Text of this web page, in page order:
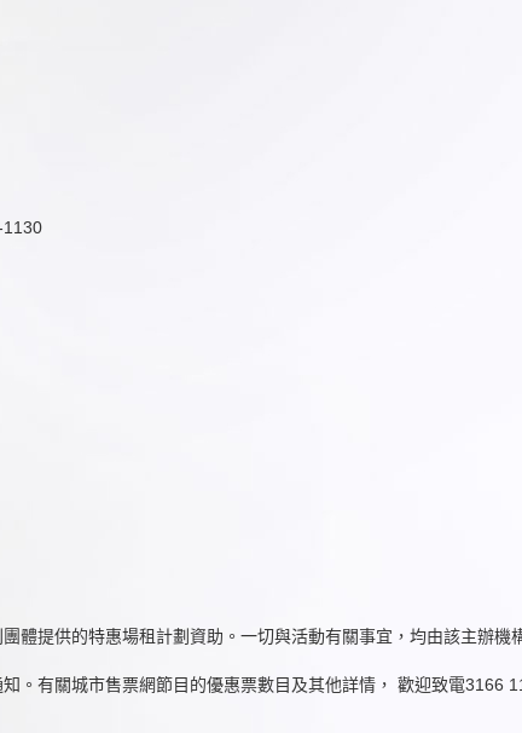
1130
體提供的特惠場租計劃資助。一切與活動有關事宜，均由該主辦機
。有關城市售票網節目的優惠票數目及其他詳情， 歡迎致電3166